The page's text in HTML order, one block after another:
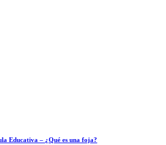
Educativa – ¿Qué es una foja?